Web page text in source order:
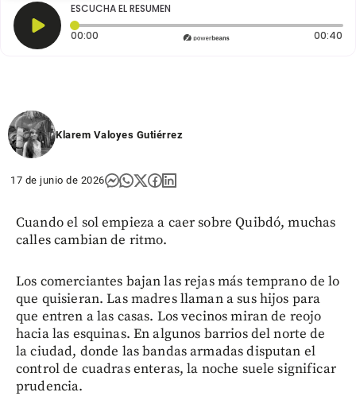
ESCUCHA EL RESUMEN
00:00 Tiempo transcurrido: 0 segundos 00:40
Klarem Valoyes Gutiérrez
17 de junio de 2026
Cuando el sol empieza a caer sobre Quibdó, muchas
calles cambian de ritmo.
Los comerciantes bajan las rejas más temprano de lo
que quisieran. Las madres llaman a sus hijos para
que entren a las casas. Los vecinos miran de reojo
hacia las esquinas. En algunos barrios del norte de
la ciudad, donde las bandas armadas disputan el
control de cuadras enteras, la noche suele significar
prudencia.